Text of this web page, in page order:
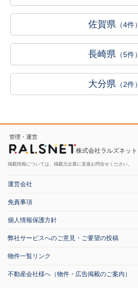
佐賀県 （4件）
長崎県 （5件）
大分県 （2件）
管理・運営
株式会社ラルズネット
掲載情報については、掲載元企業に直接お問合せください。
運営会社
免責事項
個人情報保護方針
弊社サービスへのご意見・ご要望の投稿
物件一覧リンク
不動産会社様へ（物件・広告掲載のご案内）